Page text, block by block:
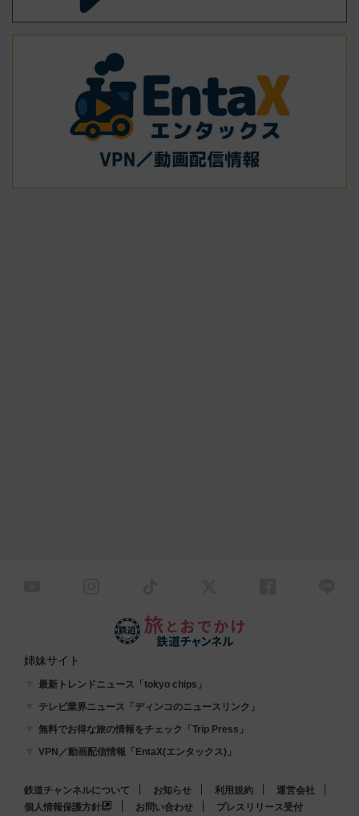
姉妹サイト
最新トレンドニュース「tokyo chips」
テレビ業界ニュース「ディンコのニュースリンク」
無料でお得な旅の情報をチェック「Trip Press」
VPN／動画配信情報「EntaX(エンタックス)」
鉄道チャンネルについて お知らせ 利用規約
運営会社
個人情報保護方針
お問い合わせ プレスリリース受付